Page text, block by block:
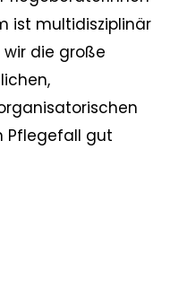
ist multidisziplinär
die große
Pflegefall gut